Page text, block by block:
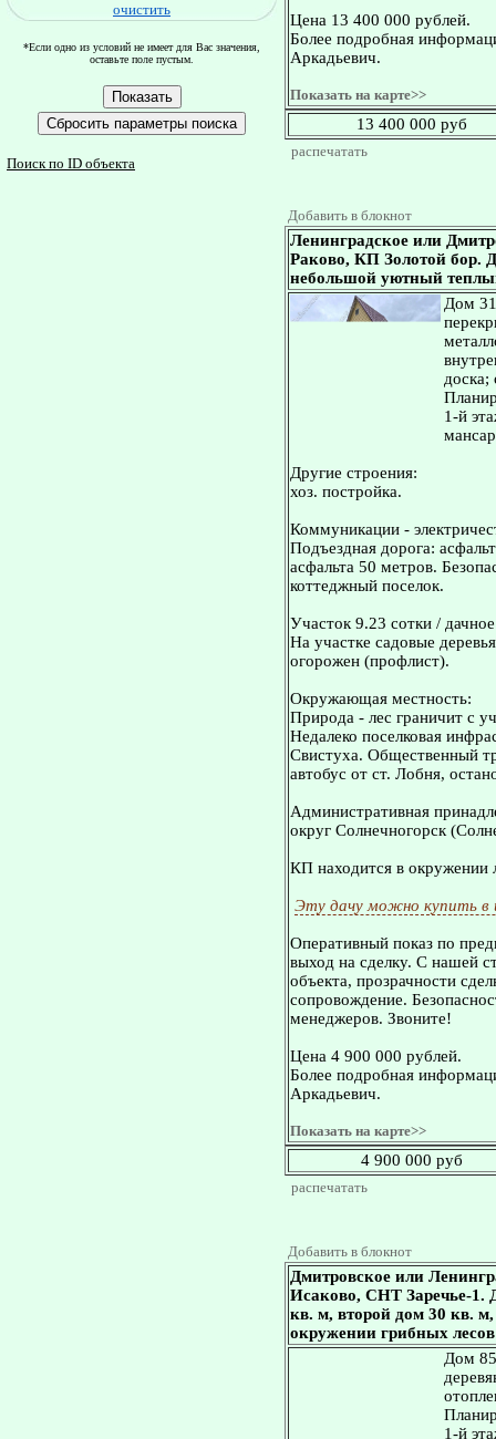
очистить
*Если одно из условий не имеет для Вас значения,
оставьте поле пустым.
Поиск по ID объекта
Цена 13 400 000 рублей.
Более подробная
Аркадьевич.
Показать на карте>>
13 400 000 руб
распечатать
Добавить в блокнот
Ленинградское или
Раково, КП Золотой бор.
небольшой уютный
Дом
доска;
1-й
Другие строения:
хоз. постройка.
Коммуникации -
Подъездная дорога:
асфальта 50 метров.
коттеджный поселок.
Участок 9.23 сотки /
На участке садовые
огорожен (профлист).
Окружающая местность:
Природа - лес граничит с
Недалеко поселковая
Свистуха. Общественный
автобус от ст. Лобня,
Административная
округ Солнечногорск
КП находится в окружении
Эту дачу можно купить в
Оперативный показ по
выход на сделку. С нашей
объекта, прозрачности
сопровождение.
менеджеров. Звоните!
Цена 4 900 000 рублей.
Более подробная
Аркадьевич.
Показать на карте>>
4 900 000 руб
распечатать
Добавить в блокнот
Дмитровское или
Исаково, СНТ Заречье-1.
кв. м, второй дом 30 кв.
окружении грибных
Дом
1-й